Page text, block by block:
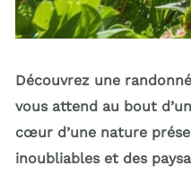
Découvrez une
vous attend au bout
cœur d’une nature
inoubliables et des